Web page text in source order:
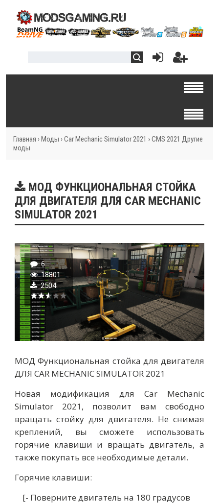
Главная › Моды ›Car Mechanic Simulator 2021 ›CMS 2021 Другие
моды
МОД ФУНКЦИОНАЛЬНАЯ СТОЙКА
ДЛЯ ДВИГАТЕЛЯ ДЛЯ CAR MECHANIC
SIMULATOR 2021
6
18801
2504
МОД Функциональная стойка для двигателя
ДЛЯ CAR MECHANIC SIMULATOR 2021
Новая модификация для Car Mechanic
Simulator 2021, позволит вам свободно
вращать стойку для двигателя. Не снимая
креплений, вы сможете использовать
горячие клавиши и вращать двигатель, а
также покупать все необходимые детали.
Горячие клавиши:
[- Поверните двигатель на 180 градусов